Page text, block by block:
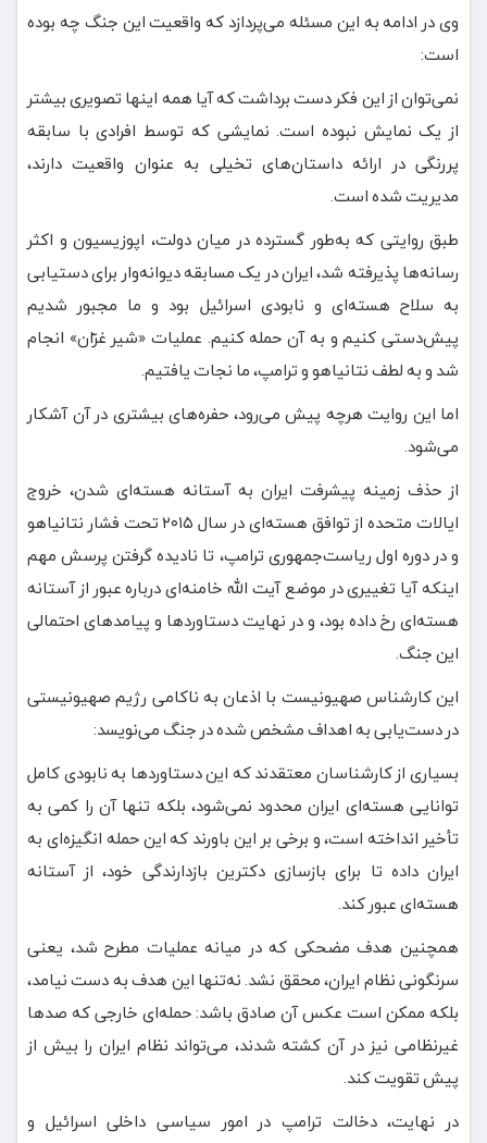
وی در ادامه به این مسئله می‌پردازد که واقعیت این جنگ چه بوده
است:
نمی‌توان از این فکر دست برداشت که آیا همه اینها تصویری بیشتر
از یک نمایش نبوده است. نمایشی که توسط افرادی با سابقه
پررنگی در ارائه داستان‌های تخیلی به عنوان واقعیت دارند،
مدیریت شده است.
طبق روایتی که به‌طور گسترده در میان دولت، اپوزیسیون و اکثر
رسانه‌ها پذیرفته شد، ایران در یک مسابقه دیوانه‌وار برای دستیابی
به سلاح هسته‌ای و نابودی اسرائیل بود و ما مجبور شدیم
پیش‌دستی کنیم و به آن حمله کنیم. عملیات «شیر غرّان» انجام
شد و به لطف نتانیاهو و ترامپ، ما نجات یافتیم.
اما این روایت هرچه پیش می‌رود، حفره‌های بیشتری در آن آشکار
می‌شود.
از حذف زمینه پیشرفت ایران به آستانه هسته‌ای شدن، خروج
ایالات متحده از توافق هسته‌ای در سال ۲۰۱۵ تحت فشار نتانیاهو
و در دوره اول ریاست‌جمهوری ترامپ، تا نادیده گرفتن پرسش مهم
اینکه آیا تغییری در موضع آیت الله خامنه‌ای درباره عبور از آستانه
هسته‌ای رخ داده بود، و در نهایت دستاوردها و پیامدهای احتمالی
این جنگ.
این کارشناس صهیونیست با اذعان به ناکامی رژیم صهیونیستی
در دست‌یابی به اهداف مشخص شده در جنگ می‌نویسد:
بسیاری از کارشناسان معتقدند که این دستاوردها به نابودی کامل
توانایی هسته‌ای ایران محدود نمی‌شود، بلکه تنها آن را کمی به
تأخیر انداخته است، و برخی بر این باورند که این حمله انگیزه‌ای به
ایران داده تا برای بازسازی دکترین بازدارندگی خود، از آستانه
هسته‌ای عبور کند.
همچنین هدف مضحکی که در میانه عملیات مطرح شد، یعنی
سرنگونی نظام ایران، محقق نشد. نه‌تنها این هدف به دست نیامد،
بلکه ممکن است عکس آن صادق باشد: حمله‌ای خارجی که صدها
غیرنظامی نیز در آن کشته شدند، می‌تواند نظام ایران را بیش از
پیش تقویت کند.
در نهایت، دخالت ترامپ در امور سیاسی داخلی اسرائیل و